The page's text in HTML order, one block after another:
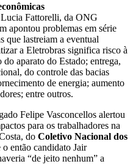
Fattorelli, da ONG
apontou problemas em série
que lastreiam a eventual
a Eletrobras significa risco à
do aparato do Estado; entrega,
do controle das bacias
de energia; aumento
entre outros.
Felipe Vasconcellos alertou
para os trabalhadores na
do Coletivo Nacional dos
então candidato Jair
“de jeito nenhum” a